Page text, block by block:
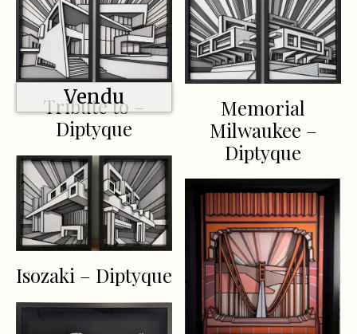
Vendu
Tribute to –
Diptyque
Memorial
Milwaukee –
Diptyque
Isozaki – Diptyque